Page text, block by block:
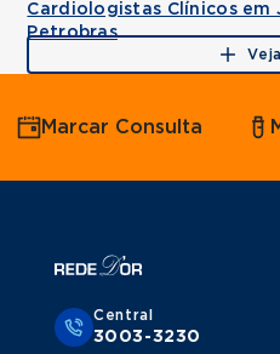
Cardiologistas Clínicos em
Petrobras
Marcar Consulta
Central
3003-3230